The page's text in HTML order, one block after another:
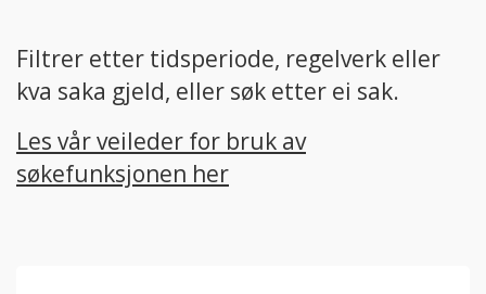
Filtrer etter tidsperiode, regelverk eller
kva saka gjeld, eller søk etter ei sak.
Les vår veileder for bruk av
søkefunksjonen her